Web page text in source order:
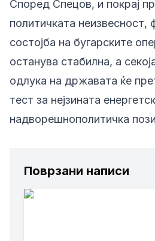
Според Спецов, и покрај
политичката неизвесност,
состојба на бугарските
останува стабилна, а
одлука на државата ќе
тест за нејзината
надворешнополитичка
Поврзани написи